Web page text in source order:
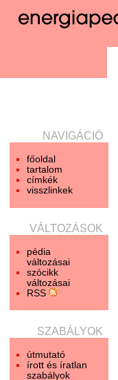
NAVIGÁCIÓ
főoldal
tartalom
címkék
visszlinkek
VÁLTOZÁSOK
pédia
változásai
szócikk
változásai
RSS
SZABÁLYOK
útmutató
írott és íratlan
szabályok